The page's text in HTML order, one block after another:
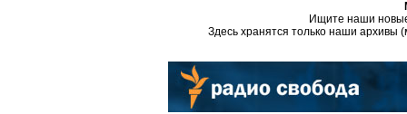
Ищите наши
Здесь хранятся только наши архивы